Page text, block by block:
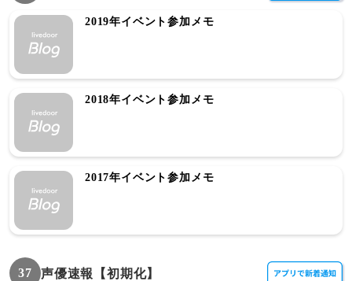
2019年イベント参加メモ
2018年イベント参加メモ
2017年イベント参加メモ
37 声優速報【初期化】